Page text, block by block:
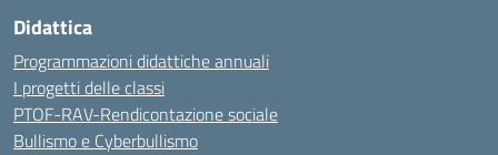
Didattica
Programmazioni didattiche annuali
I progetti delle classi
PTOF-RAV-Rendicontazione sociale
Bullismo e Cyberbullismo